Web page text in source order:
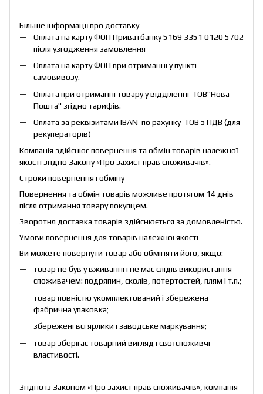
Більше інформації про доставку
Оплата на карту ФОП Приватбанку 5169 3351 0120 5702
після узгодження замовлення
Оплата на карту ФОП при отриманні у пункті
самовивозу.
Оплата при отриманні товару у відділенні ТОВ"Нова
Пошта" згідно тарифів.
Оплата за реквізитами IBAN по рахунку ТОВ з ПДВ (для
рекуператорів)
Компанія здійснює повернення та обмін товарів належної
якості згідно Закону «Про захист прав споживачів».
Строки повернення і обміну
Повернення та обмін товарів можливе протягом 14 днів
після отримання товару покупцем.
Зворотня доставка товарів здійснюється за домовленістю.
Умови повернення для товарів належної якості
Ви можете повернути товар або обміняти його, якщо:
товар не був у вживанні і не має слідів використання
споживачем: подряпин, сколів, потертостей, плям і т.п.;
товар повністю укомплектований і збережена
фабрична упаковка;
збережені всі ярлики і заводське маркування;
товар зберігає товарний вигляд і свої споживчі
властивості.
Згідно із Законом «Про захист прав споживачів», компанія